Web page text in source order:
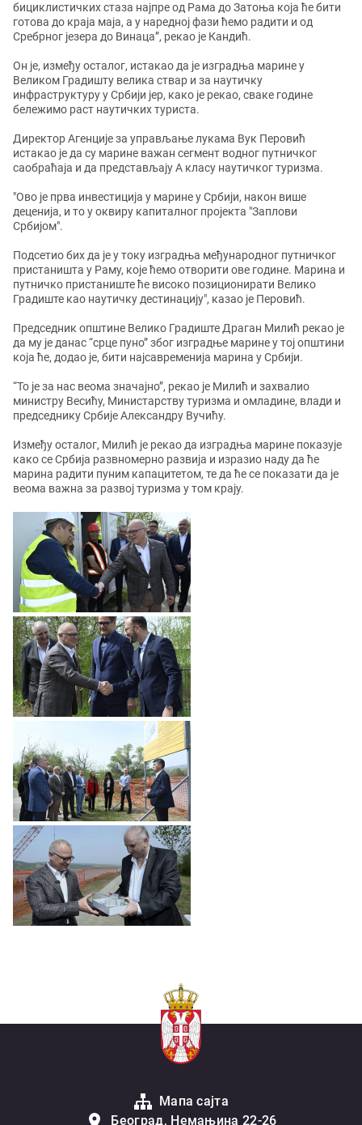
бициклистичких стаза најпре од Рама до Затоња која ће бити
готова до краја маја, а у наредној фази ћемо радити и од
Сребрног језера до Винаца”, рекао је Кандић.
Он је, између осталог, истакао да је изградња марине у
Великом Градишту велика ствар и за наутичку
инфраструктуру у Србији јер, како је рекао, сваке године
бележимо раст наутичких туриста.
Директор Агенције за управљање лукама Вук Перовић
истакао је да су марине важан сегмент водног путничког
саобраћаја и да представљају А класу наутичког туризма.
"Ово је прва инвестиција у марине у Србији, након више
деценија, и то у оквиру капиталног пројекта "Заплови
Србијом".
Подсетио бих да је у току изградња међународног путничког
пристаништа у Раму, које ћемо отворити ове године. Марина и
путничко пристаниште ће високо позиционирати Велико
Градиште као наутичку дестинацију", казао је Перовић.
Председник општине Велико Градиште Драган Милић рекао је
да му је данас “срце пуно” због изградње марине у тој општини
која ће, додао је, бити најсавременија марина у Србији.
“То је за нас веома значајно”, рекао је Милић и захвалио
министру Весићу, Министарству туризма и омладине, влади и
председнику Србије Александру Вучићу.
Између осталог, Милић је рекао да изградња марине показује
како се Србија развномерно развија и изразио наду да ће
марина радити пуним капацитетом, те да ће се показати да је
веома важна за развој туризма у том крају.
Мапа сајта
Београд, Немањина 22-26